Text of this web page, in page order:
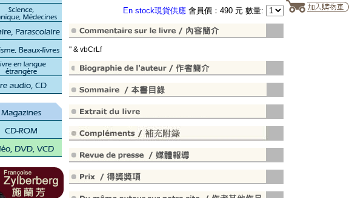
En stock現貨供應 會員價：490 元 數量:
" & vbCrLf